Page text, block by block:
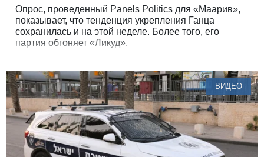
Опрос, проведенный Panels Politics для «Маарив»,
показывает, что тенденция укрепления Ганца
сохранилась и на этой неделе. Более того, его
партия обгоняет «Ликуд».
ВИДЕО